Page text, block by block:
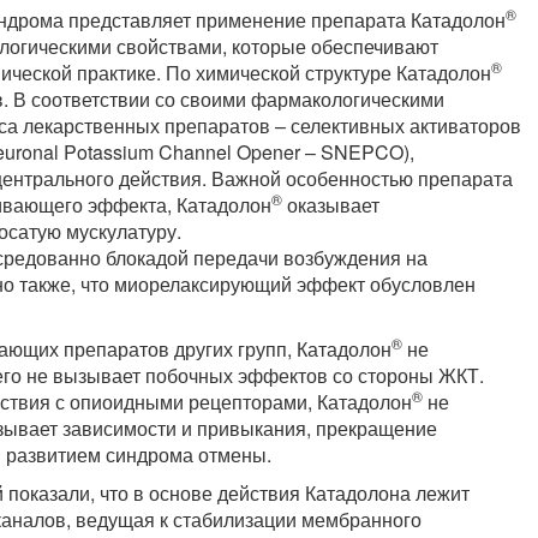
представляет применение препарата Катадолон®
свойствами, которые обеспечивают
практике. По химической структуре Катадолон®
соответствии со своими фармакологическими
лекарственных препаратов – селективных активаторов
Potassium Channel Opener – SNEPCO),
действия. Важной особенностью препарата
эффекта, Катадолон® оказывает
мускулатуру.
блокадой передачи возбуждения на
также, что миорелаксирующий эффект обусловлен
препаратов других групп, Катадолон® не
не вызывает побочных эффектов со стороны ЖКТ.
с опиоидными рецепторами, Катадолон® не
зависимости и привыкания, прекращение
развитием синдрома отмены.
что в основе действия Катадолона лежит
ведущая к стабилизации мембранного